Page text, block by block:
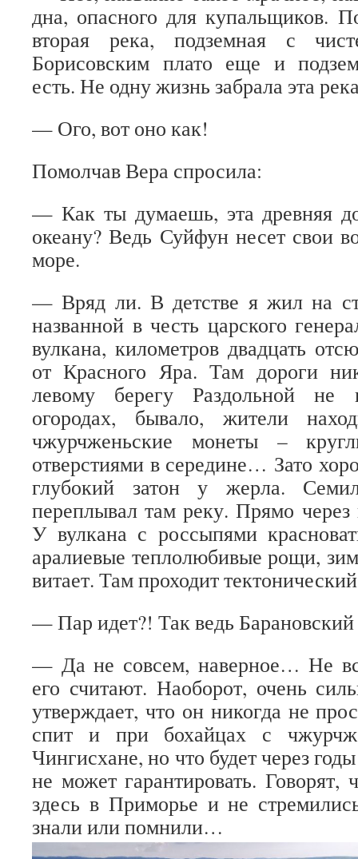
дна, опасного для купальщиков.
вторая река, подземная с
Борисовским плато еще и
есть. Не одну жизнь забрала эта
— Ого, вот оно как!
Помолчав Вера спросила:
— Как ты думаешь, эта древняя
океану? Ведь Суйфун несет свои
море.
— Вряд ли. В детстве я жил на
названной в честь царского
вулкана, километров двадцать
от Красного Яра. Там дороги
левому берегу Раздольной
огородах, бывало, жители
чжурчженьские монеты –
отверстиями в середине… Зато
глубокий затон у жерла.
переплывал там реку. Прямо
У вулкана с россыпями
аралиевые теплолюбивые рощи,
витает. Там проходит
— Пар идет?! Так ведь
— Да не совсем, наверное… Не
его считают. Наоборот, очень
утверждает, что он никогда не
спит и при бохайцах с
Чингисхане, но что будет через
не может гарантировать. Говорят,
здесь в Приморье и не
знали или помнили…